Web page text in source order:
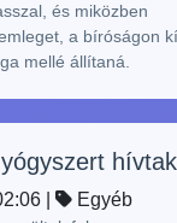
és miközben
a bíróságon
mellé állítaná.
| Egyéb